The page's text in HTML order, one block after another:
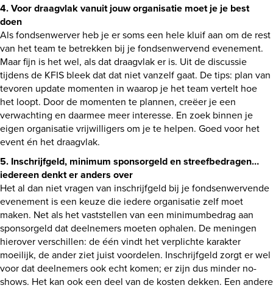
4. Voor draagvlak vanuit jouw organisatie moet je je best
doen
Als fondsenwerver heb je er soms een hele kluif aan om de rest
van het team te betrekken bij je fondsenwervend evenement.
Maar fijn is het wel, als dat draagvlak er is. Uit de discussie
tijdens de KFIS bleek dat dat niet vanzelf gaat. De tips: plan van
tevoren update momenten in waarop je het team vertelt hoe
het loopt. Door de momenten te plannen, creëer je een
verwachting en daarmee meer interesse. En zoek binnen je
eigen organisatie vrijwilligers om je te helpen. Goed voor het
event én het draagvlak.
5. Inschrijfgeld, minimum sponsorgeld en streefbedragen…
iedereen denkt er anders over
Het al dan niet vragen van inschrijfgeld bij je fondsenwervende
evenement is een keuze die iedere organisatie zelf moet
maken. Net als het vaststellen van een minimumbedrag aan
sponsorgeld dat deelnemers moeten ophalen. De meningen
hierover verschillen: de één vindt het verplichte karakter
moeilijk, de ander ziet juist voordelen. Inschrijfgeld zorgt er wel
voor dat deelnemers ook echt komen; er zijn dus minder no-
shows. Het kan ook een deel van de kosten dekken. Een andere